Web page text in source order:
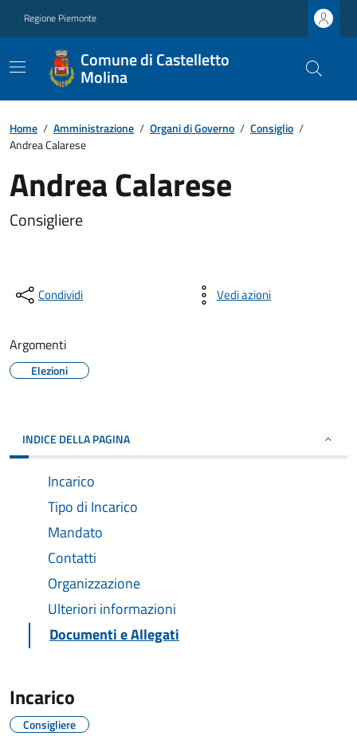
Regione Piemonte
Comune di Castelletto
Molina
Home / Amministrazione / Organi di Governo / Consiglio /
Andrea Calarese
Andrea Calarese
Consigliere
Condividi Vedi azioni
Argomenti
Elezioni
INDICE DELLA PAGINA
Incarico
Tipo di Incarico
Mandato
Contatti
Organizzazione
Ulteriori informazioni
Documenti e Allegati
Incarico
Consigliere